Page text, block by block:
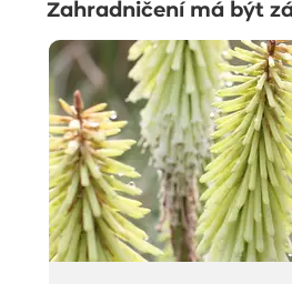
Zahradničení má být